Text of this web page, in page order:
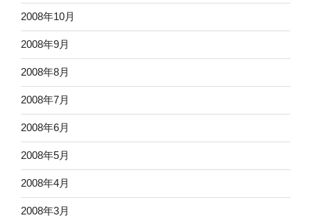
2008年10月
2008年9月
2008年8月
2008年7月
2008年6月
2008年5月
2008年4月
2008年3月